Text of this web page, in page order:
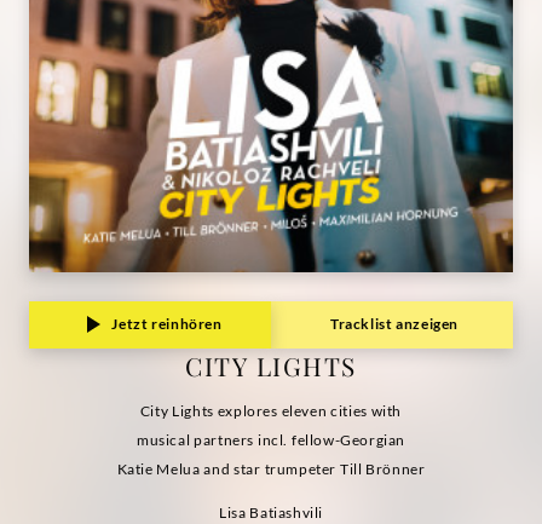
Jetzt reinhören Tracklist anzeigen
CITY LIGHTS
City Lights explores eleven cities with
musical partners incl. fellow-Georgian
Katie Melua and star trumpeter Till Brönner
Lisa Batiashvili